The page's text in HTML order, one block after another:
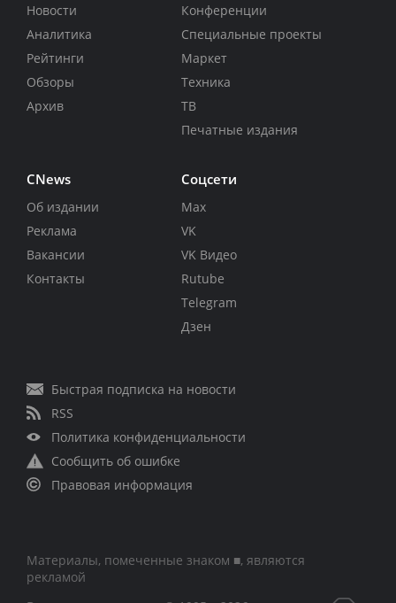
Новости
Аналитика
Рейтинги
Обзоры
Архив
Конференции
Специальные проекты
Маркет
Техника
ТВ
Печатные издания
CNews
Об издании
Реклама
Вакансии
Контакты
Соцсети
Max
VK
VK Видео
Rutube
Telegram
Дзен
Быстрая подписка на новости
RSS
Политика конфиденциальности
Сообщить об ошибке
Правовая информация
Материалы, помеченные знаком ■, являются
рекламой